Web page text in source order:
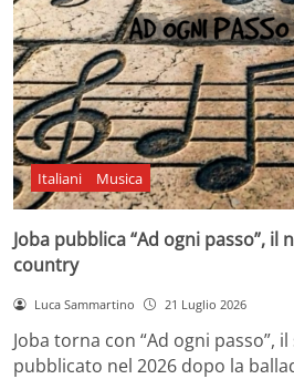
Italiani Musica
Joba pubblica “Ad ogni passo”,
country
Luca Sammartino 21 Luglio 2026
Joba torna con “Ad ogni passo”,
pubblicato nel 2026 dopo la